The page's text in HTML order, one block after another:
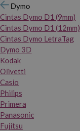
Dymo
Cintas Dymo D1 (9mm)
Cintas Dymo D1 (12mm)
Cintas Dymo LetraTag
Dymo 3D
Kodak
Olivetti
Casio
Philips
Primera
Panasonic
Fujitsu